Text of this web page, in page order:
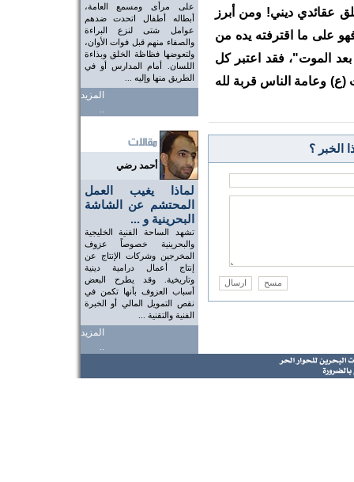
على مرأى ومسمع العامة،
أبطاله أطفال اتحدت ضدهم
عوامل شتى لنزع البراءة
والصفاء منهم قبل فوات الأوان،
ولتعوضها فظاظة الخلق وبذاءة
اللسان. أمام المدارس أو في
الطريق منها وإليه ...
المزيد
..
أحمد رضي
لماذا يغيب العمل
المحتشم عن الشاشة
البحرينية و ...
تشهد الساحة الفنية الخليجية
والبحرينية خصوصاً عزوف
المخرجين وشركات الإنتاج عن
إنتاج أعمال درامية دينية
وتاريخية. وقد يطرح البعض
أسباب العزوف بأنها تكمن في
نقص التمويل المالي أو الخبرة
الفنية والتقنية ...
المزيد
..
عقائدي ديني! ومن أبرز
فهو على ما اقترفته يده من
بعد الموت"، فقد اعتبر كل
(ع) وعامة الناس قربة لله
الخبر ؟